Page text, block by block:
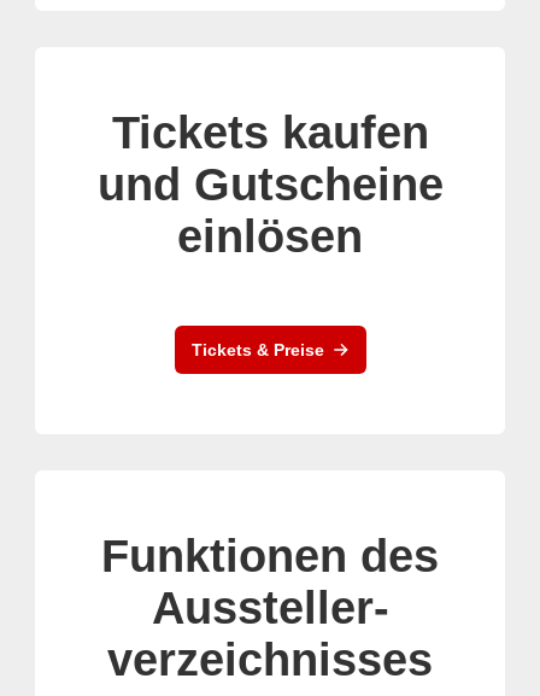
Tickets kaufen
und Gutscheine
einlösen
Tickets & Preise
Funktionen des
Aussteller-
verzeichnisses